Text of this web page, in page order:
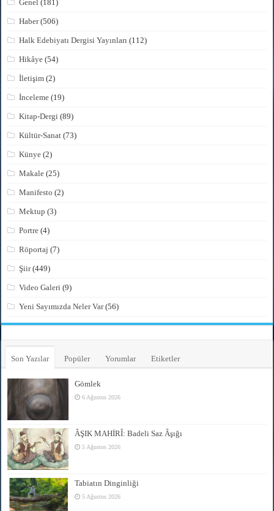
Genel (181)
Haber(506)
Halk Edebiyatı Dergisi Yayınları (112)
Hikâye (54)
İletişim (2)
İnceleme (19)
Kitap-Dergi (89)
Kültür-Sanat (73)
Künye (2)
Makale (25)
Manifesto (2)
Mektup (3)
Portre (4)
Röportaj (7)
Şiir(449)
Video Galeri (9)
Yeni Sayımızda Neler Var(56)
Son Yazılar Popüler Yorumlar Etiketler
Gömlek
6 Ağustos 2026
ÂŞIK MAHİRÎ: Badeli Saz Âşığı
5 Ağustos 2026
Tabiatın Dinginliği
5 Ağustos 2026